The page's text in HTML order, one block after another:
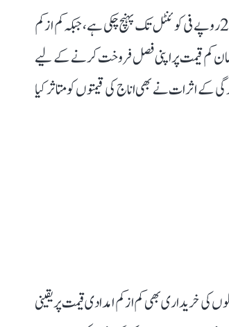
ڈاکٹر نریش کمار نے کہا کہ موجودہ وقت میں بازار میں گندم کی قیمت تقریباً 2700 روپے فی کوئنٹل تک پہنچ چکی ہے، جبکہ کم از کم
بھی کسان کم قیمت پر اپنی فصل فروخت کرنے کے لیے
کے اثرات نے بھی اناج کی قیمتوں کو متاثر کیا
خریداری بھی کم از کم امدادی قیمت پر یقینی